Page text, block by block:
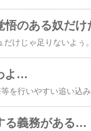
悟のある奴だ
よ…
る義務がある…